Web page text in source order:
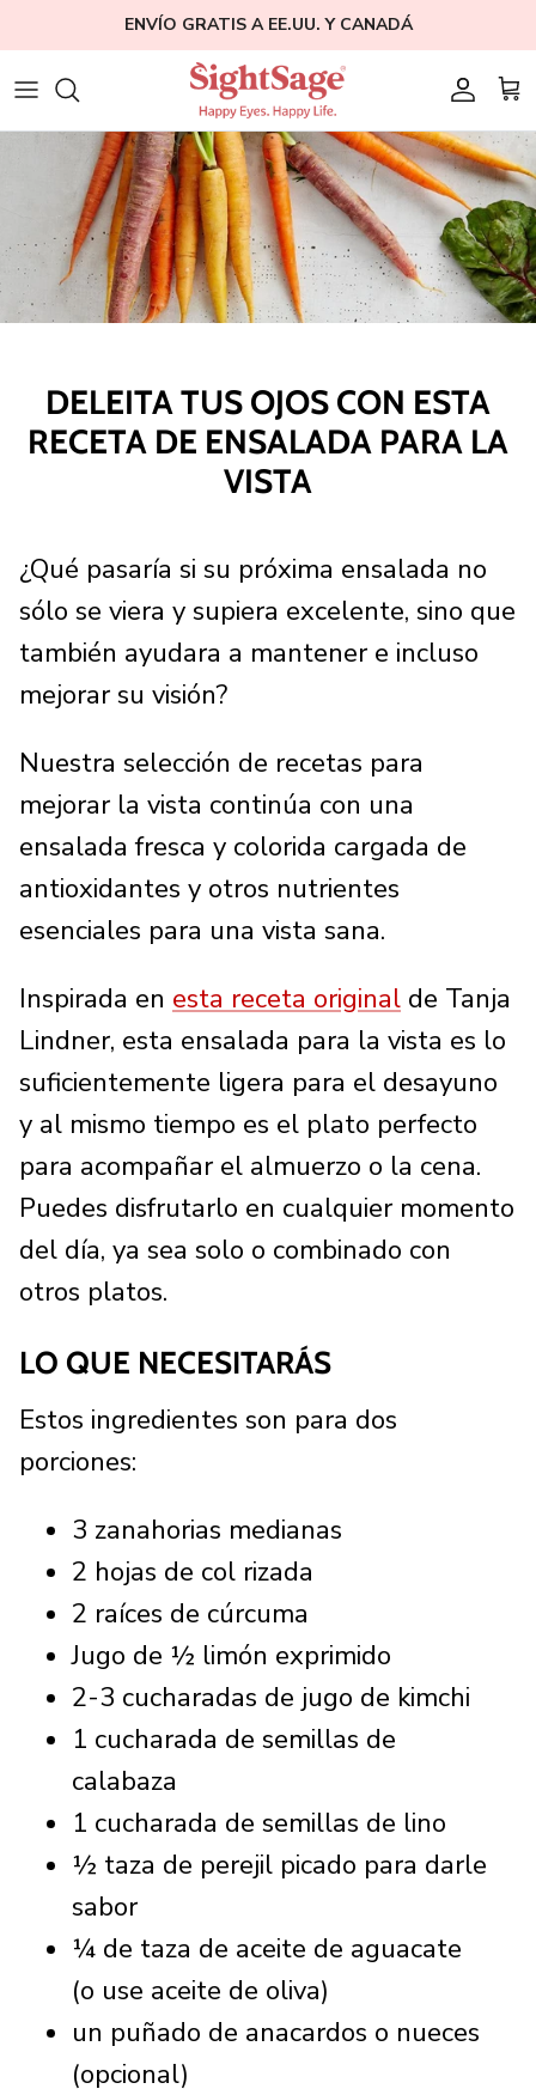
al
contenido
ENVÍO GRATIS A EE.UU. Y CANADÁ
Weight Loss
Hair Supplements
Eye Health
Bundles
Quienes somos
Nuestro Fundador
Estudios clínicos
Blogs
Afiliación
Education
DELEITA TUS OJOS CON ESTA
RECETA DE ENSALADA PARA LA
VISTA
¿Qué pasaría si su próxima ensalada no
sólo se viera y supiera excelente, sino que
también ayudara a mantener e incluso
mejorar su visión?
Nuestra selección de recetas para
mejorar la vista continúa con una
ensalada fresca y colorida cargada de
antioxidantes y otros nutrientes
esenciales para una vista sana.
Inspirada en esta receta original de Tanja
Lindner, esta ensalada para la vista es lo
suficientemente ligera para el desayuno
y al mismo tiempo es el plato perfecto
para acompañar el almuerzo o la cena.
Puedes disfrutarlo en cualquier momento
del día, ya sea solo o combinado con
otros platos.
LO QUE NECESITARÁS
Estos ingredientes son para dos
porciones:
3 zanahorias medianas
2 hojas de col rizada
2 raíces de cúrcuma
Jugo de ½ limón exprimido
2-3 cucharadas de jugo de kimchi
1 cucharada de semillas de
calabaza
1 cucharada de semillas de lino
½ taza de perejil picado para darle
sabor
¼ de taza de aceite de aguacate
(o use aceite de oliva)
un puñado de anacardos o nueces
(opcional)